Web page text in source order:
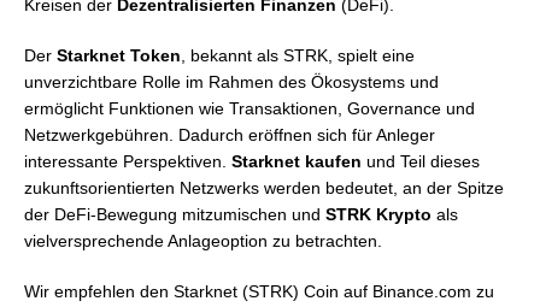
Kreisen der Dezentralisierten Finanzen (DeFi).
Der Starknet Token , bekannt als STRK, spielt eine
unverzichtbare Rolle im Rahmen des Ökosystems und
ermöglicht Funktionen wie Transaktionen, Governance und
Netzwerkgebühren. Dadurch eröffnen sich für Anleger
interessante Perspektiven. Starknet kaufen und Teil dieses
zukunftsorientierten Netzwerks werden bedeutet, an der Spitze
der DeFi-Bewegung mitzumischen und STRK Krypto als
vielversprechende Anlageoption zu betrachten.
Wir empfehlen den Starknet (STRK) Coin auf Binance.com zu